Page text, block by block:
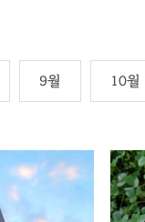
9월 10월